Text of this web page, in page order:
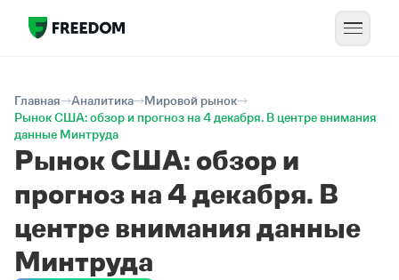
Главная Аналитика
Мировой рынок
Рынок США: обзор и прогноз на 4 декабря. В центре внимания
данные Минтруда
Рынок США: обзор и
прогноз на 4 декабря. В
центре внимания данные
Минтруда